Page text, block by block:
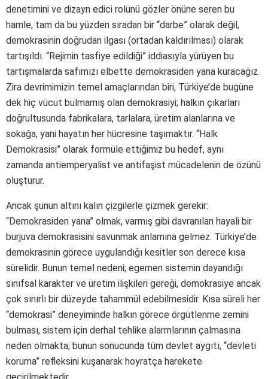
denetimini ve dizayn edici rolünü gözler önüne seren bu
hamle, tam da bu yüzden sıradan bir “darbe” olarak değil,
demokrasinin doğrudan ilgası (ortadan kaldırılması) olarak
tartışıldı. “Rejimin tasfiye edildiği” iddiasıyla yürüyen bu
tartışmalarda safımızı elbette demokrasiden yana kuracağız.
Zira devrimimizin temel amaçlarından biri, Türkiye’de bugüne
dek hiç vücut bulmamış olan demokrasiyi; halkın çıkarları
doğrultusunda fabrikalara, tarlalara, üretim alanlarına ve
sokağa, yani hayatın her hücresine taşımaktır. “Halk
Demokrasisi” olarak formüle ettiğimiz bu hedef, aynı
zamanda antiemperyalist ve antifaşist mücadelenin de özünü
oluşturur.
Ancak şunun altını kalın çizgilerle çizmek gerekir:
“Demokrasiden yana” olmak, varmış gibi davranılan hayali bir
burjuva demokrasisini savunmak anlamına gelmez. Türkiye’de
demokrasinin görece uygulandığı kesitler son derece kısa
sürelidir. Bunun temel nedeni; egemen sistemin dayandığı
sınıfsal karakter ve üretim ilişkileri gereği, demokrasiye ancak
çok sınırlı bir düzeyde tahammül edebilmesidir. Kısa süreli her
“demokrasi” deneyiminde halkın görece örgütlenme zemini
bulması, sistem için derhal tehlike alarmlarının çalmasına
neden olmakta; bunun sonucunda tüm devlet aygıtı, “devleti
koruma” refleksini kuşanarak hoyratça harekete